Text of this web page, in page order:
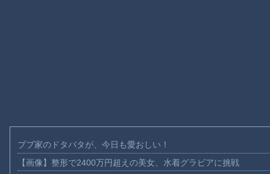
ブブ家のドタバタが、今日も愛おしい！
【画像】整形で2400万円超えの美女、水着グラビアに挑戦